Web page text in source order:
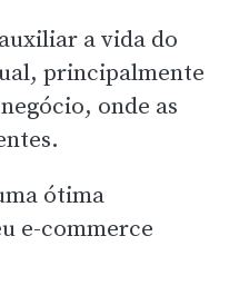
a vida do
principalmente
onde as
ótima
e-commerce